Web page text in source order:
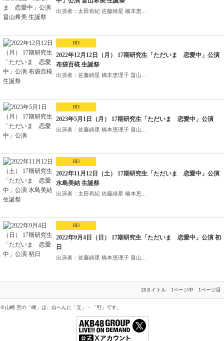
出演者：太田有紀 佐藤綺星 橋本恵...
HD
2022年12月12日（月） 17期研究生「ただいま 恋愛中」公演
布袋百椛 生誕祭
出演者：佐藤綺星 橋本恵理子 畠山...
HD
2023年5月1日（月） 17期研究生「ただいま 恋愛中」公演
出演者：佐藤綺星 橋本恵理子 畠山...
HD
2022年11月12日（土） 17期研究生「ただいま 恋愛中」公演
水島美結 生誕祭
出演者：太田有紀 佐藤綺星 橋本恵...
HD
2022年9月4日（日） 17期研究生「ただいま 恋愛中」公演 初
日
出演者：佐藤綺星 橋本恵理子 畠山...
28タイトル 1ページ中 1ページ目
※山崎 空の「崎」は、山へんに「立」・「可」です。